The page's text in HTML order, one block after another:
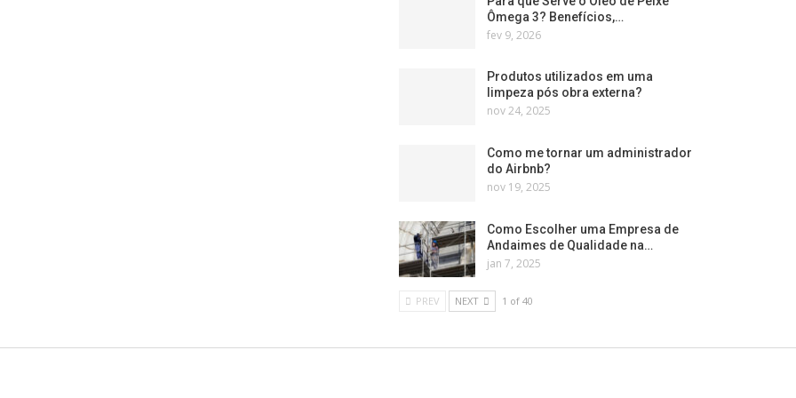
Ômega 3? Benefícios,…
fev 9, 2026
Produtos utilizados em uma
limpeza pós obra externa?
nov 24, 2025
Como me tornar um administrador
do Airbnb?
nov 19, 2025
Como Escolher uma Empresa de
Andaimes de Qualidade na…
jan 7, 2025
PREV NEXT 1 of 40